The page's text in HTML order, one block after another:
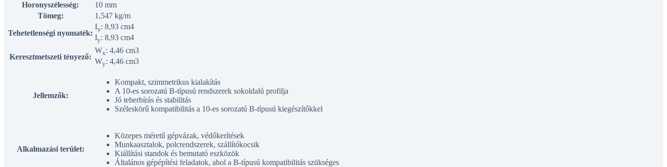
Horonyszélesség:
10 mm
Tömeg:
1,547 kg/m
Tehetetlenségi nyomaték:
Ix: 8,93 cm4
Iy: 8,93 cm4
Keresztmetszeti tényező:
Wx: 4,46 cm3
Wy: 4,46 cm3
Jellemzők:
Kompakt, szimmetrikus kialakítás
A 10-es sorozatú B-típusú rendszerek sokoldalú profilja
Jó teherbírás és stabilitás
Széleskörű kompatibilitás a 10-es sorozatú B-típusú kiegészítőkkel
Alkalmazási terület:
Közepes méretű gépvázak, védőkerítések
Munkaasztalok, polcrendszerek, szállítókocsik
Kiállítási standok és bemutató eszközök
Általános gépépítési feladatok, ahol a B-típusú kompatibilitás szükséges